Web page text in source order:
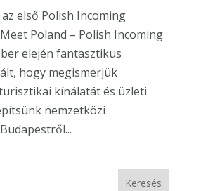
első Polish Incoming
Poland – Polish Incoming
elején fantasztikus
hogy megismerjük
kínálatát és üzleti
nemzetközi
Keresés